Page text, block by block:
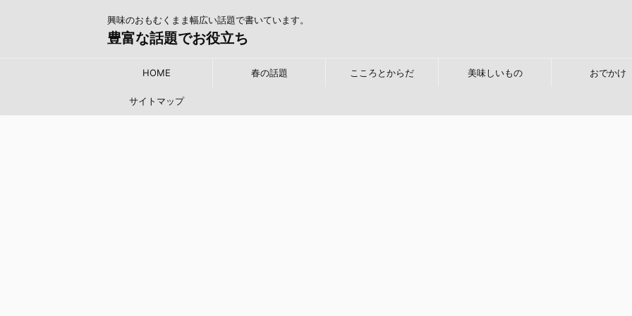
興味のおもむくまま幅広い話題で書いています。
豊富な話題でお役立ち
HOME 春の話題 こころとからだ 美味しいもの おでかけ
サイトマップ